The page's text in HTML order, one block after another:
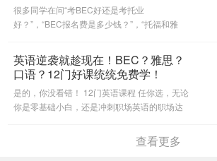
很多同学在问“考BEC好还是考托业
好？”，“BEC报名费是多少钱？”，“托福和雅
信公众号就来跟大家唠唠，托福雅思和BEC、托
业含金量大不同！
英语逆袭就趁现在！BEC？雅思？
口语？12门好课统统免费学！
是的，你没看错！ 12门英语课程 任你选，无论
你是零基础小白，还是冲刺职场英语的职场达
查看更多